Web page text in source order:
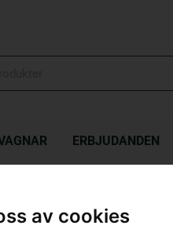
av cookies
ERBJUDANDEN